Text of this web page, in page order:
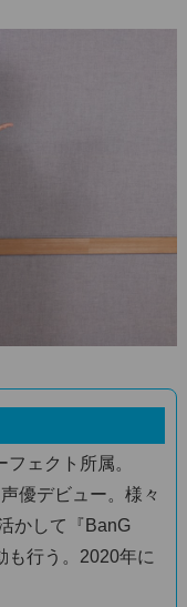
ェクト所属。
優デビュー。様々
かして『BanG
も行う。2020年に